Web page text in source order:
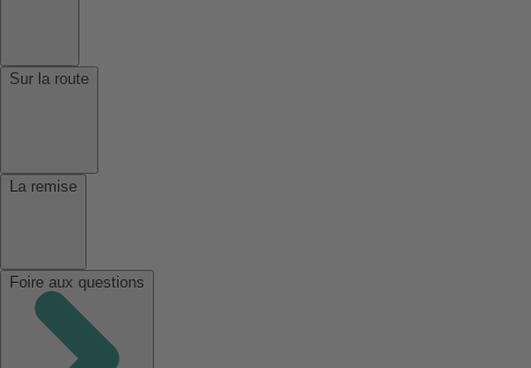
Sur la route
La remise
Foire aux questions